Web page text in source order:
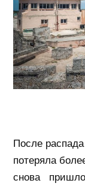
После
потеряла
снова